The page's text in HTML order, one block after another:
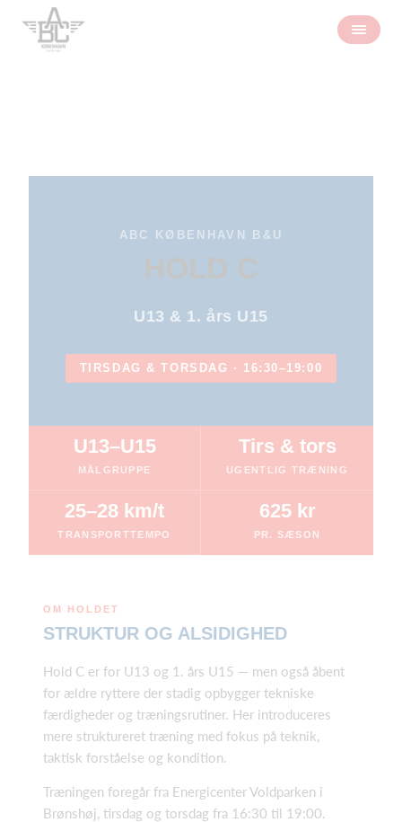
ABC KØBENHAVN B&U
U13 & 1. års U15
TIRSDAG & TORSDAG · 16:30–19:00
U13–U15
MÅLGRUPPE
Tirs & tors
UGENTLIG TRÆNING
25–28 km/t
TRANSPORTTEMPO
625 kr
PR. SÆSON
OM HOLDET
STRUKTUR OG ALSIDIGHED
Hold C er for U13 og 1. års U15 — men også åbent
for ældre ryttere der stadig opbygger tekniske
færdigheder og træningsrutiner. Her introduceres
mere struktureret træning med fokus på teknik,
taktisk forståelse og kondition.
Træningen foregår fra Energicenter Voldparken i
Brønshøj, tirsdag og torsdag fra 16:30 til 19:00.